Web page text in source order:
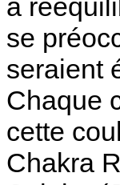
à
se
seraient
Chaque
cette
Chakra